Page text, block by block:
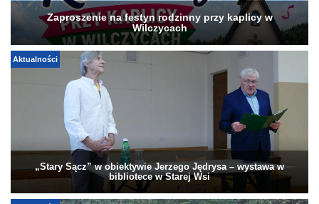
Zaproszenie na festyn rodzinny przy kaplicy w
Wilczycach
Aktualności
„Stary Sącz” w obiektywie Jerzego Jędrysa – wystawa w
bibliotece w Starej Wsi